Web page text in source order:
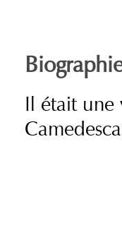
Il était une